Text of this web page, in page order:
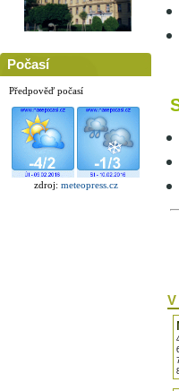
Počasí
Předpověď počasí
zdroj: meteopress.cz